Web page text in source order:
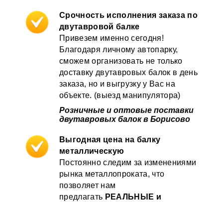
Срочность исполнения заказа по
двутавровой балке
Привезем именно сегодня!
Благодаря личному автопарку,
сможем организовать не только
доставку двутавровых балок в день
заказа, но и выгрузку у Вас на
объекте. (выезд манипулятора)
Розничные и оптовые поставки
двутавровых балок в Борисово
Выгодная цена на балку
металлическую
Постоянно следим за изменениями
рынка металлопроката, что
позволяет нам
предлагать РЕАЛЬНЫЕ и